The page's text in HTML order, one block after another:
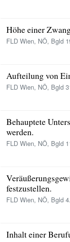
Höhe einer
FLD Wien, NÖ, Bgld
Aufteilung von
FLD Wien, NÖ, Bgld
Behauptete
werden.
FLD Wien, NÖ, Bgld
festzustellen.
FLD Wien, NÖ, Bgld
Inhalt einer